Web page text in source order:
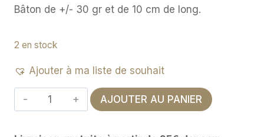
Bâton de +/- 30 gr et de 10 cm de long.
2 en stock
Ajouter à ma liste de souhait
quantité
de
AJOUTER AU PANIER